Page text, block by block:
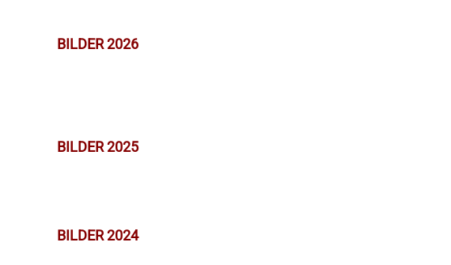
BILDER 2026
BILDER 2025
BILDER 2024